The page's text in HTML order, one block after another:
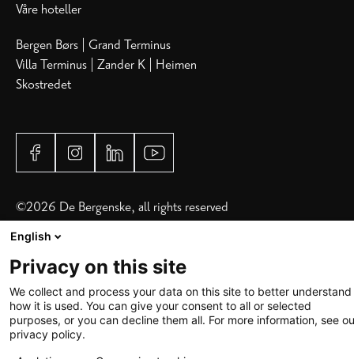
Våre hoteller
Bergen Børs Grand Terminus
Villa Terminus Zander K
Heimen
Skostredet
©2026 De Bergenske, all rights reserved
English
Privacy on this site
We collect and process your data on this site to better understand
how it is used. You can give your consent to all or selected
purposes, or you can decline them all. For more information, see
privacy policy.